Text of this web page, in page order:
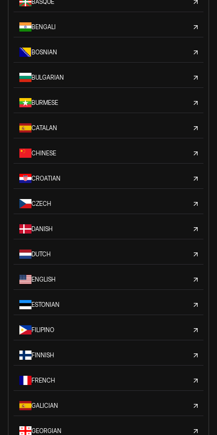
BASQUE
BENGALI
BOSNIAN
BULGARIAN
BURMESE
CATALAN
CHINESE
CROATIAN
CZECH
DANISH
DUTCH
ENGLISH
ESTONIAN
FILIPINO
FINNISH
FRENCH
GALICIAN
GEORGIAN